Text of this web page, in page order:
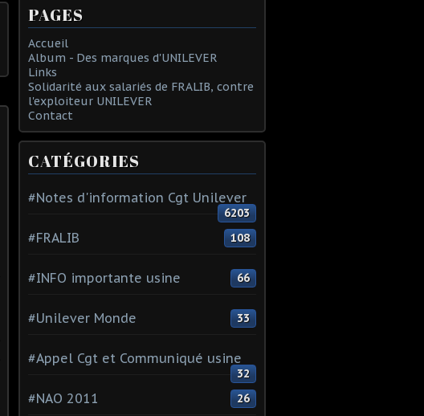
PAGES
Accueil
Album - Des marques d'UNILEVER
Links
Solidarité aux salariés de FRALIB, contre
l'exploiteur UNILEVER
Contact
CATÉGORIES
#Notes d'information Cgt Unilever
6203
#FRALIB 108
#INFO importante usine 66
#Unilever Monde 33
#Appel Cgt et Communiqué usine
32
#NAO 2011 26